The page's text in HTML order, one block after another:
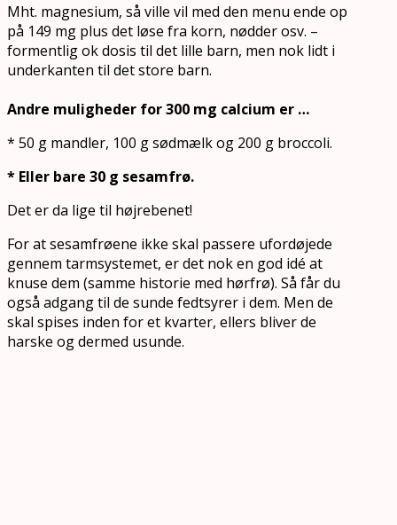
Mht. magnesium, så ville vil med den menu ende op
på 149 mg plus det løse fra korn, nødder osv. –
formentlig ok dosis til det lille barn, men nok lidt i
underkanten til det store barn.
Andre muligheder for 300 mg calcium er …
* 50 g mandler, 100 g sødmælk og 200 g broccoli.
* Eller bare 30 g sesamfrø.
Det er da lige til højrebenet!
For at sesamfrøene ikke skal passere ufordøjede
gennem tarmsystemet, er det nok en god idé at
knuse dem (samme historie med hørfrø). Så får du
også adgang til de sunde fedtsyrer i dem. Men de
skal spises inden for et kvarter, ellers bliver de
harske og dermed usunde.